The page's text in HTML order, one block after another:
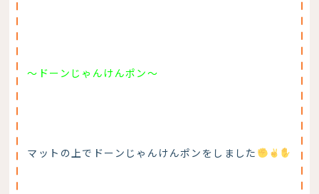
～ドーンじゃんけんポン～
マットの上でドーンじゃんけんポンをしました